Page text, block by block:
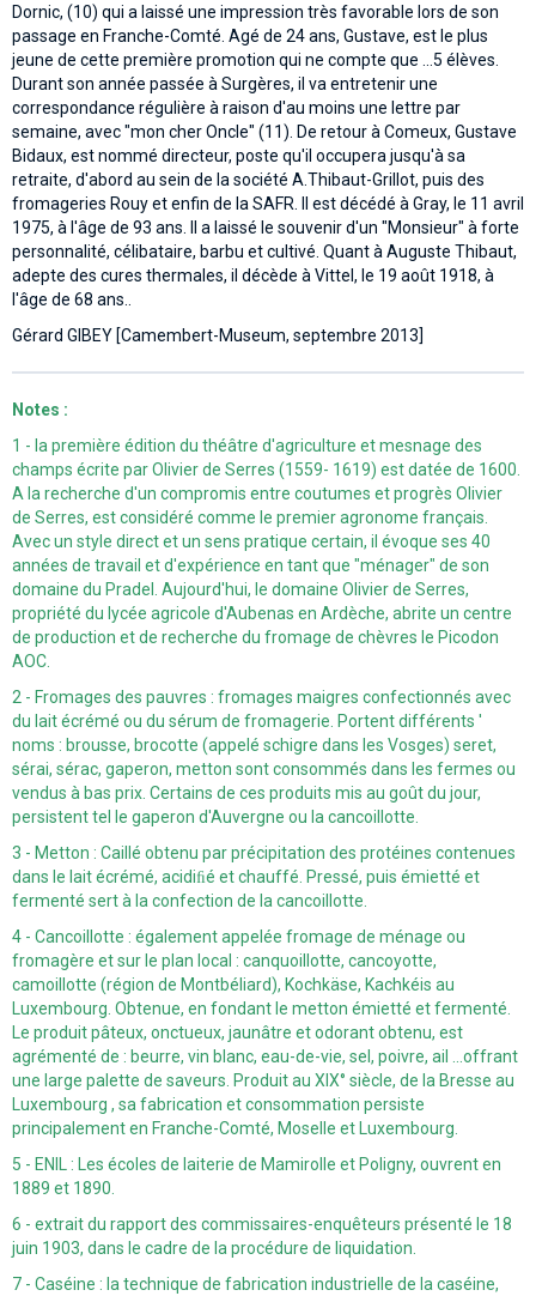
Dornic, (10) qui a laissé une impression très favorable lors de son
passage en Franche-Comté. Agé de 24 ans, Gustave, est le plus
jeune de cette première promotion qui ne compte que ...5 élèves.
Durant son année passée à Surgères, il va entretenir une
correspondance régulière à raison d'au moins une lettre par
semaine, avec "mon cher Oncle" (11). De retour à Comeux, Gustave
Bidaux, est nommé directeur, poste qu'il occupera jusqu'à sa
retraite, d'abord au sein de la société A.Thibaut-Grillot, puis des
fromageries Rouy et enfin de la SAFR. Il est décédé à Gray, le 11 avril
1975, à l'âge de 93 ans. Il a laissé le souvenir d'un "Monsieur" à forte
personnalité, célibataire, barbu et cultivé. Quant à Auguste Thibaut,
adepte des cures thermales, il décède à Vittel, le 19 août 1918, à
l'âge de 68 ans..
Gérard GIBEY [Camembert-Museum, septembre 2013]
Notes :
1 - la première édition du théâtre d'agriculture et mesnage des
champs écrite par Olivier de Serres (1559- 1619) est datée de 1600.
A la recherche d'un compromis entre coutumes et progrès Olivier
de Serres, est considéré comme le premier agronome français.
Avec un style direct et un sens pratique certain, il évoque ses 40
années de travail et d'expérience en tant que "ménager" de son
domaine du Pradel. Aujourd'hui, le domaine Olivier de Serres,
propriété du lycée agricole d'Aubenas en Ardèche, abrite un centre
de production et de recherche du fromage de chèvres le Picodon
AOC.
2 - Fromages des pauvres : fromages maigres confectionnés avec
du lait écrémé ou du sérum de fromagerie. Portent différents '
noms : brousse, brocotte (appelé schigre dans les Vosges) seret,
sérai, sérac, gaperon, metton sont consommés dans les fermes ou
vendus à bas prix. Certains de ces produits mis au goût du jour,
persistent tel le gaperon d'Auvergne ou la cancoillotte.
3 - Metton : Caillé obtenu par précipitation des protéines contenues
dans le lait écrémé, acidiﬁé et chauffé. Pressé, puis émietté et
fermenté sert à la confection de la cancoillotte.
4 - Cancoillotte : également appelée fromage de ménage ou
fromagère et sur le plan local : canquoillotte, cancoyotte,
camoillotte (région de Montbéliard), Kochkäse, Kachkéis au
Luxembourg. Obtenue, en fondant le metton émietté et fermenté.
Le produit pâteux, onctueux, jaunâtre et odorant obtenu, est
agrémenté de : beurre, vin blanc, eau-de-vie, sel, poivre, ail ...offrant
une large palette de saveurs. Produit au XIX° siècle, de la Bresse au
Luxembourg , sa fabrication et consommation persiste
principalement en Franche-Comté, Moselle et Luxembourg.
5 - ENIL : Les écoles de laiterie de Mamirolle et Poligny, ouvrent en
1889 et 1890.
6 - extrait du rapport des commissaires-enquêteurs présenté le 18
juin 1903, dans le cadre de la procédure de liquidation.
7 - Caséine : la technique de fabrication industrielle de la caséine,